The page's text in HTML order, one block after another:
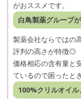
がおススメです。
白鳥製薬グループ
製薬会社ならではの
評判の高さが特徴◎
価格相応の含有量と
ているので困ったと
100%クリルオイ